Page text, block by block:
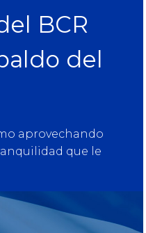
BCR
del
aprovechando
que le